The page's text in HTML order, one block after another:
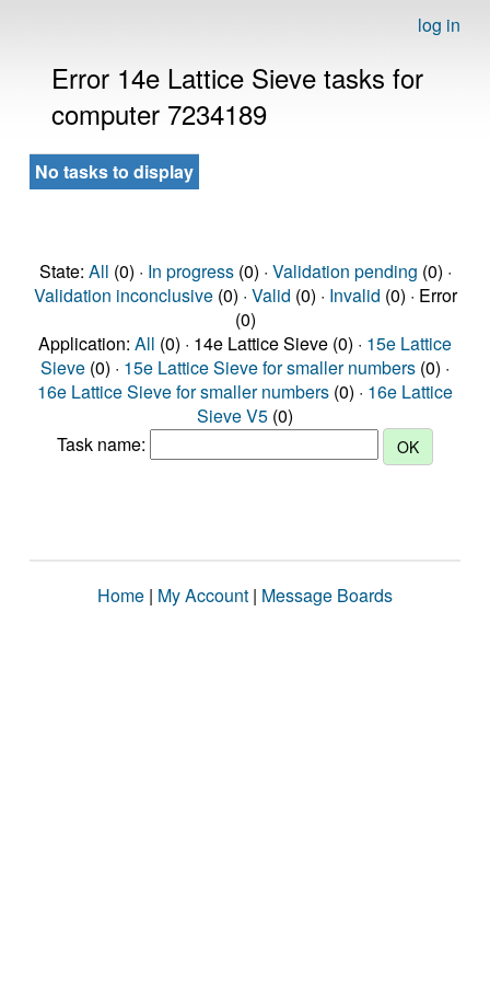
log in
Error 14e Lattice Sieve tasks for
computer 7234189
No tasks to display
State: All (0) · In progress(0) · Validation pending (0) ·
Validation inconclusive(0) · Valid (0) · Invalid (0) · Error
(0)
Application: All (0) · 14e Lattice Sieve (0) · 15e Lattice
Sieve (0) · 15e Lattice Sieve for smaller numbers (0) ·
16e Lattice Sieve for smaller numbers (0) · 16e Lattice
Sieve V5 (0)
Task name:
Home | My Account | Message Boards